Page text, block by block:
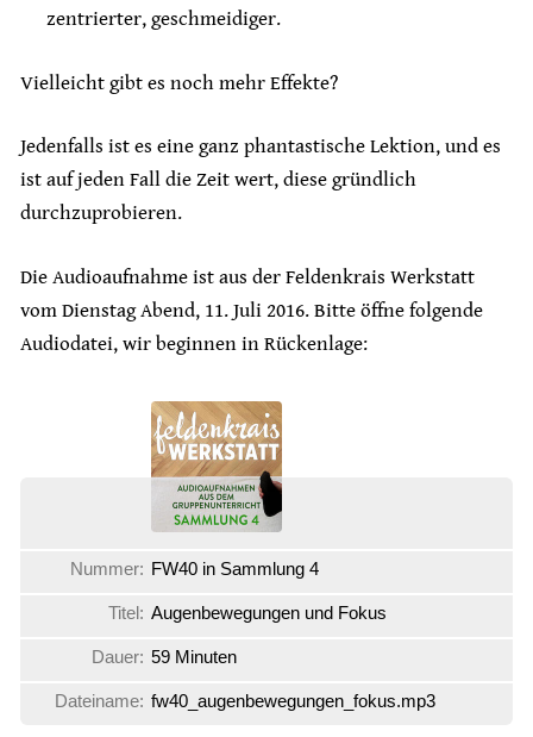
zentrierter, geschmeidiger.
Vielleicht gibt es noch mehr Effekte?
Jedenfalls ist es eine ganz phantastische Lektion, und es
ist auf jeden Fall die Zeit wert, diese gründlich
durchzuprobieren.
Die Audioaufnahme ist aus der Feldenkrais Werkstatt
vom Dienstag Abend, 11. Juli 2016. Bitte öffne folgende
Audiodatei, wir beginnen in Rückenlage:
Nummer: FW40 in Sammlung 4
Titel: Augenbewegungen und Fokus
Dauer: 59 Minuten
Dateiname: fw40_augenbewegungen_fokus.mp3